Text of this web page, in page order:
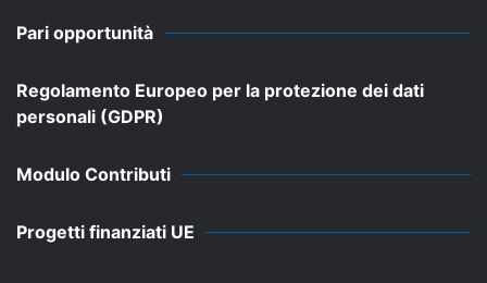
Pari opportunità
Regolamento Europeo per la protezione dei dati
personali (GDPR)
Modulo Contributi
Progetti finanziati UE